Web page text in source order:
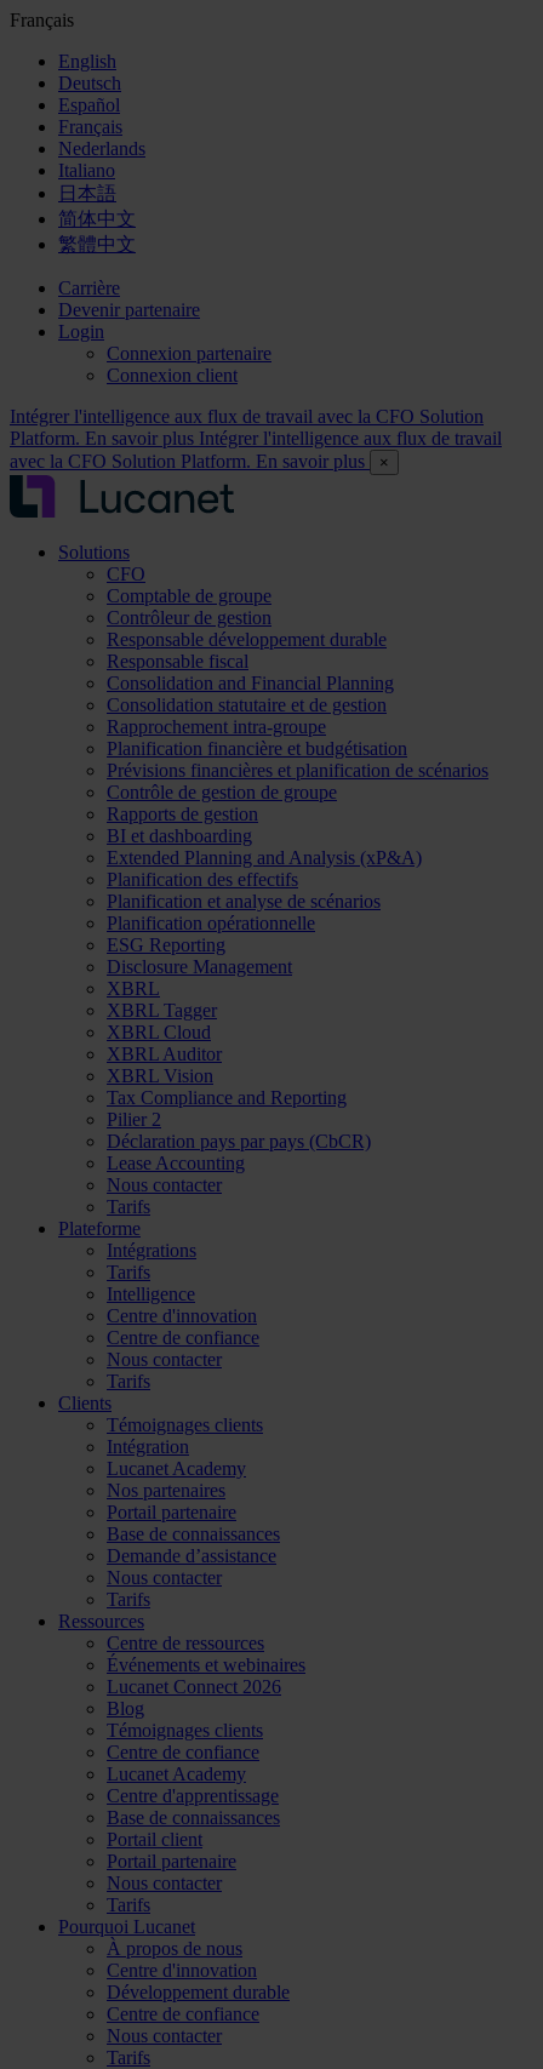
Français
English
Deutsch
Español
Français
Nederlands
Italiano
日本語
简体中文
繁體中文
Carrière
Devenir partenaire
Login
Connexion partenaire
Connexion client
Intégrer l'intelligence aux flux de travail avec la CFO Solution
Platform. En savoir plus Intégrer l'intelligence aux flux de travail
avec la CFO Solution Platform. En savoir plus
×
Solutions
CFO
Comptable de groupe
Contrôleur de gestion
Responsable développement durable
Responsable fiscal
Consolidation and Financial Planning
Consolidation statutaire et de gestion
Rapprochement intra-groupe
Planification financière et budgétisation
Prévisions financières et planification de scénarios
Contrôle de gestion de groupe
Rapports de gestion
BI et dashboarding
Extended Planning and Analysis (xP&A)
Planification des effectifs
Planification et analyse de scénarios
Planification opérationnelle
ESG Reporting
Disclosure Management
XBRL
XBRL Tagger
XBRL Cloud
XBRL Auditor
XBRL Vision
Tax Compliance and Reporting
Pilier 2
Déclaration pays par pays (CbCR)
Lease Accounting
Nous contacter
Tarifs
Plateforme
Intégrations
Tarifs
Intelligence
Centre d'innovation
Centre de confiance
Nous contacter
Tarifs
Clients
Témoignages clients
Intégration
Lucanet Academy
Nos partenaires
Portail partenaire
Base de connaissances
Demande d’assistance
Nous contacter
Tarifs
Ressources
Centre de ressources
Événements et webinaires
Lucanet Connect 2026
Blog
Témoignages clients
Centre de confiance
Lucanet Academy
Centre d'apprentissage
Base de connaissances
Portail client
Portail partenaire
Nous contacter
Tarifs
Pourquoi Lucanet
À propos de nous
Centre d'innovation
Développement durable
Centre de confiance
Nous contacter
Tarifs